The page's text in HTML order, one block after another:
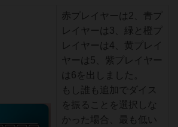
赤プレイヤーは2、青プ
レイヤーは3、緑と橙プ
レイヤーは4、黄プレイ
ヤーは5、紫プレイヤー
は6を出しました。
もし誰も追加でダイス
を振ることを選択しな
かった場合、最も低い